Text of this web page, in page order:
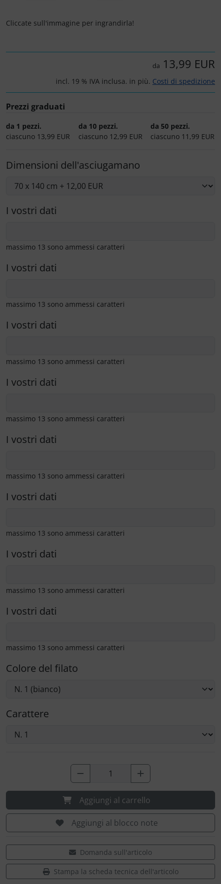
Cliccate sull'immagine per ingrandirla!
da 13,99 EUR
incl. 19 % IVA inclusa. in più. Costi di spedizione
Prezzi graduati
da 1 pezzi.
ciascuno 13,99 EUR
da 10 pezzi.
ciascuno 12,99 EUR
da 50 pezzi.
ciascuno 11,99 EUR
Dimensioni dell'asciugamano
I vostri dati
massimo 13 sono ammessi caratteri
I vostri dati
massimo 13 sono ammessi caratteri
I vostri dati
massimo 13 sono ammessi caratteri
I vostri dati
massimo 13 sono ammessi caratteri
I vostri dati
massimo 13 sono ammessi caratteri
I vostri dati
massimo 13 sono ammessi caratteri
I vostri dati
massimo 13 sono ammessi caratteri
I vostri dati
massimo 13 sono ammessi caratteri
Colore del filato
Carattere
Aggiungi al carrello
Aggiungi al blocco note
Domanda sull'articolo
Stampa la scheda tecnica dell'articolo